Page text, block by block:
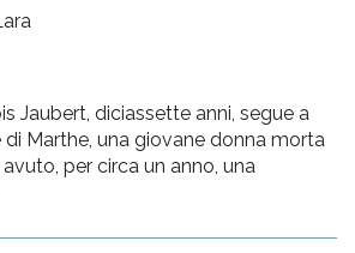
Jaubert, diciassette anni, segue a
Marthe, una giovane donna morta
per circa un anno, una